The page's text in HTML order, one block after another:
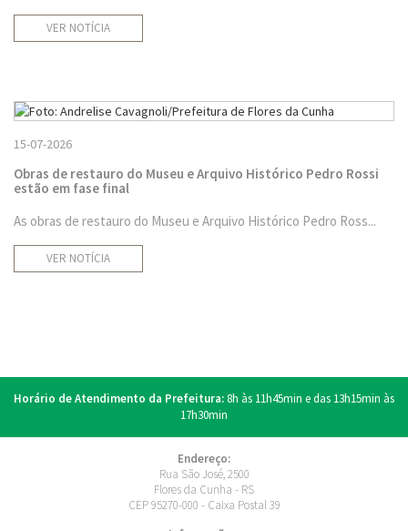
VER NOTÍCIA
15-07-2026
Obras de restauro do Museu e Arquivo Histórico Pedro Rossi
estão em fase final
As obras de restauro do Museu e Arquivo Histórico Pedro Ross...
VER NOTÍCIA
Horário de Atendimento da Prefeitura:8h às 11h45min e das 13h15min às
17h30min
Endereço:
Rua São José, 2500
Flores da Cunha - RS
CEP 95270-000 - Caixa Postal 39